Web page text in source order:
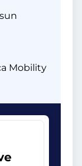
Mobility